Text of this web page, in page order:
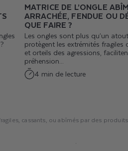
MATRICE DE L’ONGLE
ARRACHÉE, FENDUE OU
QUE FAIRE ?
Les ongles sont plus qu’un
protègent les extrémités fragiles
et orteils des agressions,
préhension...
4 min de lecture
cassants, ou abîmés par des
contiennent des ingrédients actifs qui